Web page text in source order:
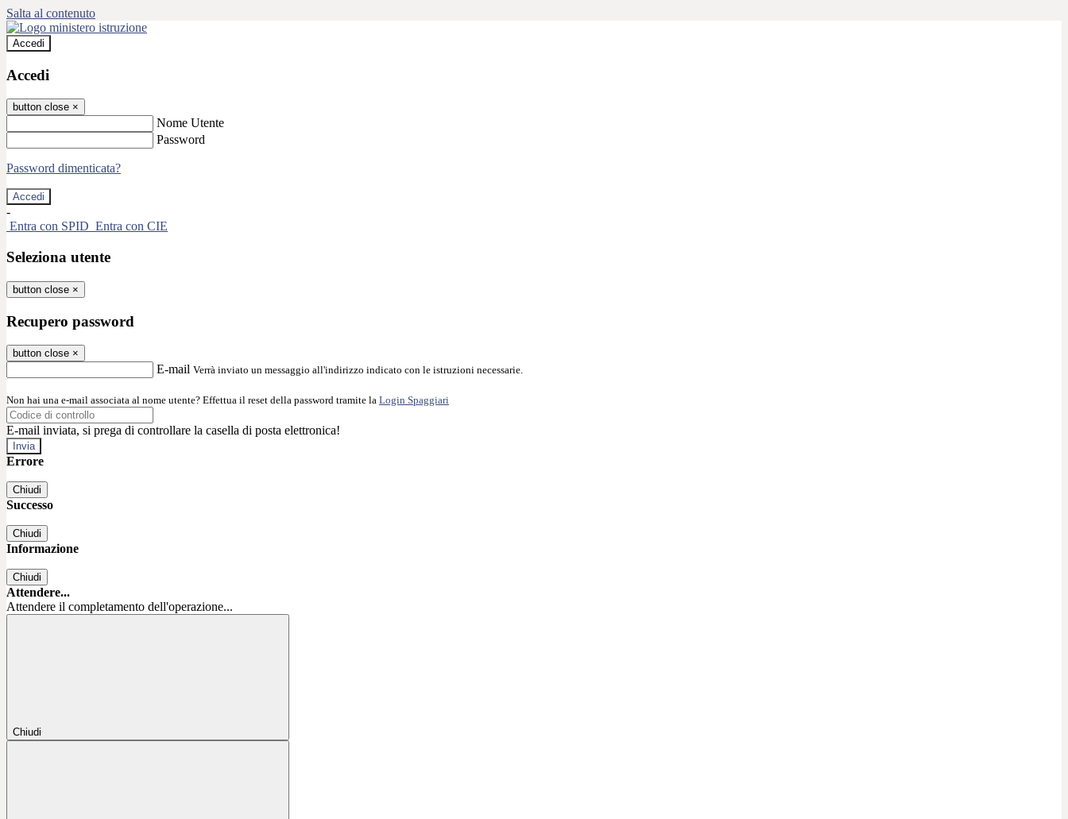
Salta al contenuto
Accedi
Accedi
button close ×
Nome Utente
Password
Password dimenticata?
-
Entra con SPID Entra con CIE
Seleziona utente
button close ×
Recupero password
button close ×
E-mail Verrà inviato un messaggio all'indirizzo indicato con le istruzioni necessarie.
Non hai una e-mail associata al nome utente? Effettua il reset della password tramite la Login Spaggiari
E-mail inviata, si prega di controllare la casella di posta elettronica!
Errore
Chiudi
Successo
Chiudi
Informazione
Chiudi
Attendere...
Attendere il completamento dell'operazione...
Chiudi